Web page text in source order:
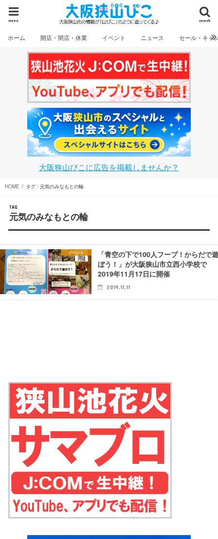
search
menu
ホーム 開店・閉店・休業 イベント ニュース セール・キャ
大阪狭山びこに広告を掲載しませんか？
HOME タグ : 元気のみなもとの輪
TAG
元気のみなもとの輪
イベント
「青空の下で100人フープ！からだで
ぼう！」が大阪狭山市立西小学校で
2019年11月17日に開催
2019.11.11